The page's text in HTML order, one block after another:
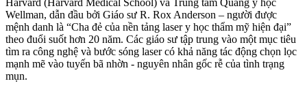
Wellman, dẫn đầu bởi Giáo sư R. Rox Anderson – người được
mệnh danh là “Cha đẻ của nền tảng laser y học thẩm mỹ hiện đại”
theo đuổi suốt hơn 20 năm. Các giáo sư tập trung vào một mục tiêu
tìm ra công nghệ và bước sóng laser có khả năng tác động chọn lọc
mạnh mẽ vào tuyến bã nhờn - nguyên nhân gốc rễ của tình trạng
mụn.